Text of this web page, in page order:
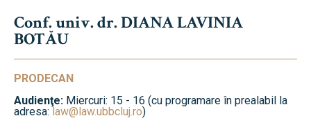
Conf. univ. dr. DIANA LAVINIA
BOTĂU
PRODECAN
Audienţe: Miercuri: 15 - 16 (cu programare în prealabil la
adresa: law@law.ubbcluj.ro)